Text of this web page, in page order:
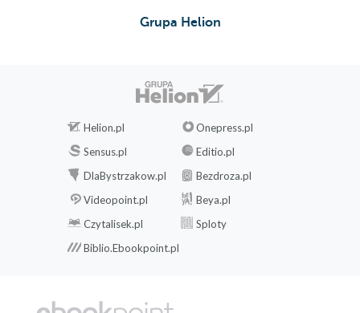
Grupa Helion
Helion.pl
Onepress.pl
Sensus.pl
Editio.pl
DlaBystrzakow.pl
Bezdroza.pl
Videopoint.pl
Beya.pl
Czytalisek.pl
Sploty
Biblio.Ebookpoint.pl